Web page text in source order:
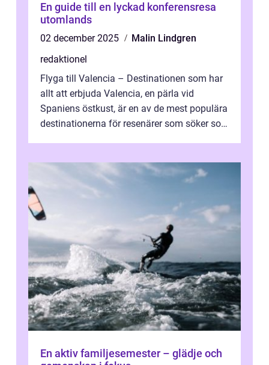
En guide till en lyckad konferensresa
utomlands
02 december 2025
Malin Lindgren
redaktionel
Flyga till Valencia – Destinationen som har
allt att erbjuda Valencia, en pärla vid
Spaniens östkust, är en av de mest populära
destinationerna för resenärer som söker sol,
En aktiv familjesemester – glädje och